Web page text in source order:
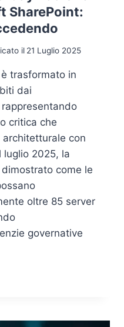
SharePoint:
il 21 Luglio 2025
trasformato in
dai
critica che
con
luglio 2025, la
come le
oltre 85 server
governative